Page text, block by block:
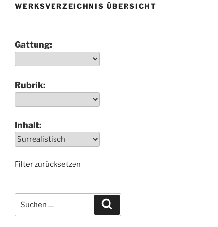
WERKSVERZEICHNIS ÜBERSICHT
Gattung:
Rubrik:
Inhalt:
Filter zurücksetzen
nach: